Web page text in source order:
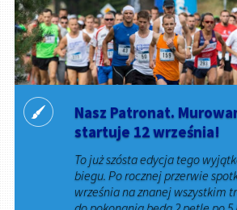
Nasz Patronat.
startuje 12 września!
To już szósta edycja tego
biegu. Po rocznej przerwie
września na znanej wszystkim